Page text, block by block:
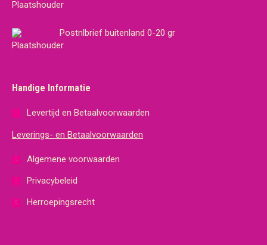
Postnlbrief buitenland 0-20 gr
Handige Informatie
Levertijd en Betaalvoorwaarden
Leverings- en Betaalvoorwaarden
Algemene voorwaarden
Privacybeleid
Herroepingsrecht